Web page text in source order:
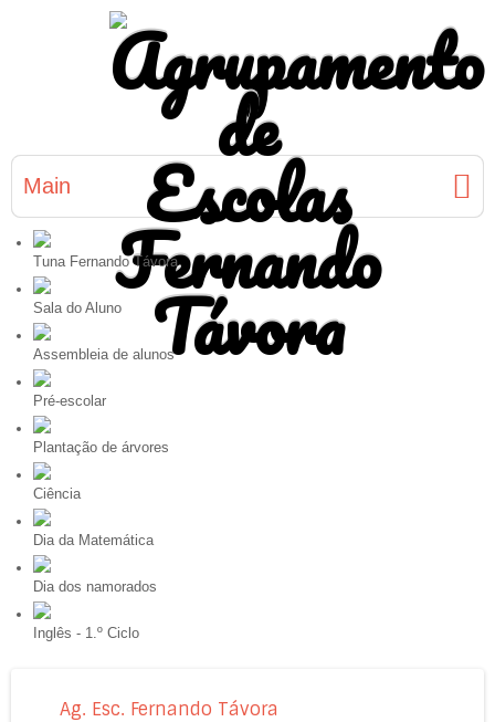
Main
Tuna Fernando Távora
Sala do Aluno
Assembleia de alunos
Pré-escolar
Plantação de árvores
Ciência
Dia da Matemática
Dia dos namorados
Inglês - 1.º Ciclo
Ag. Esc. Fernando Távora